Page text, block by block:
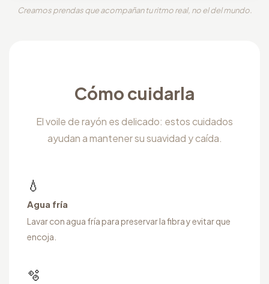
Creamos prendas que acompañan tu ritmo real, no el del mundo.
Cómo cuidarla
El voile de rayón es delicado: estos cuidados
ayudan a mantener su suavidad y caída.
💧
Agua fría
Lavar con agua fría para preservar la fibra y evitar que
encoja.
🫧